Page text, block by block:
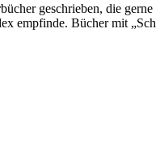
geschrieben, die
empfinde. Bücher mit